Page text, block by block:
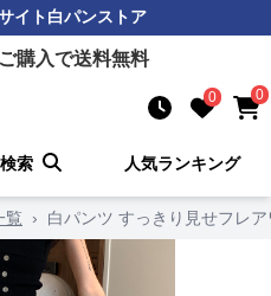
イト白パンストア
購入で送料無料
0 0
索 人気ランキング
覧 › 白パンツ すっきり見せフレ